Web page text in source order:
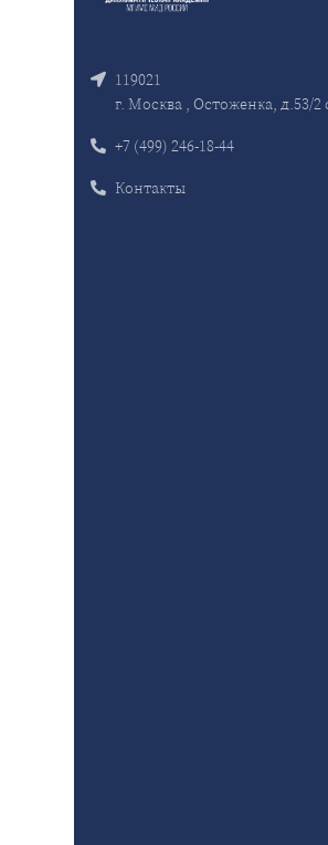
119021
г. Москва , Остоженка, д.53/2
+7 (499) 246-18-44
Контакты